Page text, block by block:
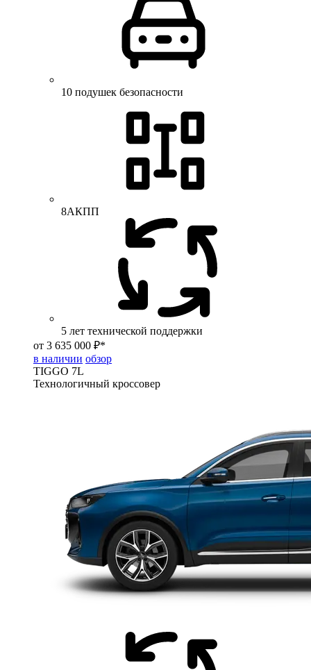
10 подушек безопасности
8АКПП
5 лет технической поддержки
от 3 635 000 ₽*
в наличии обзор
TIGGO 7L
Технологичный кроссовер